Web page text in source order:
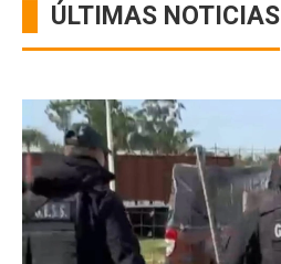
ÚLTIMAS NOTICIAS